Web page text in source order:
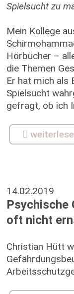
Spielsucht zu
Mein Kollege
Hörbücher –
die Themen
Er hat mich als
Spielsucht
gefragt, ob ich
14.02.2019
Psychische
oft nicht
Christian Hütt